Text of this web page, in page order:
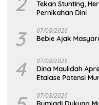
Tekan Stunting,
Pernikahan Dini
3 07/08/2026
Bebie Ajak
4 07/08/2026
Dina Maulidah
Etalase Potensi
07/08/2026